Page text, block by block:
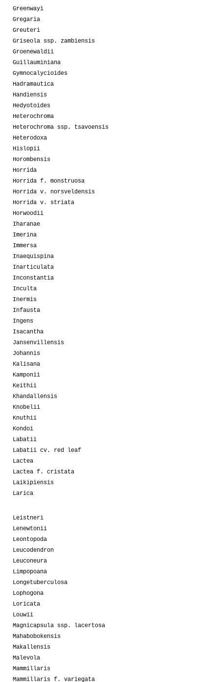
Greenwayi
Gregaria
Greuteri
Griseola ssp. zambiensis
Groenewaldii
Guillauminiana
Gymnocalycioides
Hadramautica
Handiensis
Hedyotoides
Heterochroma
Heterochroma ssp. tsavoensis
Heterodoxa
Hislopii
Horombensis
Horrida
Horrida f. monstruosa
Horrida v. norsveldensis
Horrida v. striata
Horwoodii
Iharanae
Imerina
Immersa
Inaequispina
Inarticulata
Inconstantia
Inculta
Inermis
Infausta
Ingens
Isacantha
Jansenvillensis
Johannis
Kalisana
Kamponii
Keithii
Khandallensis
Knobelii
Knuthii
Kondoi
Labatii
Labatii cv. red leaf
Lactea
Lactea f. cristata
Laikipiensis
Larica
Leistneri
Lenewtonii
Leontopoda
Leucodendron
Leuconeura
Limpopoana
Longetuberculosa
Lophogona
Loricata
Louwii
Magnicapsula ssp. lacertosa
Mahabobokensis
Makallensis
Malevola
Mammillaris
Mammillaris f. variegata